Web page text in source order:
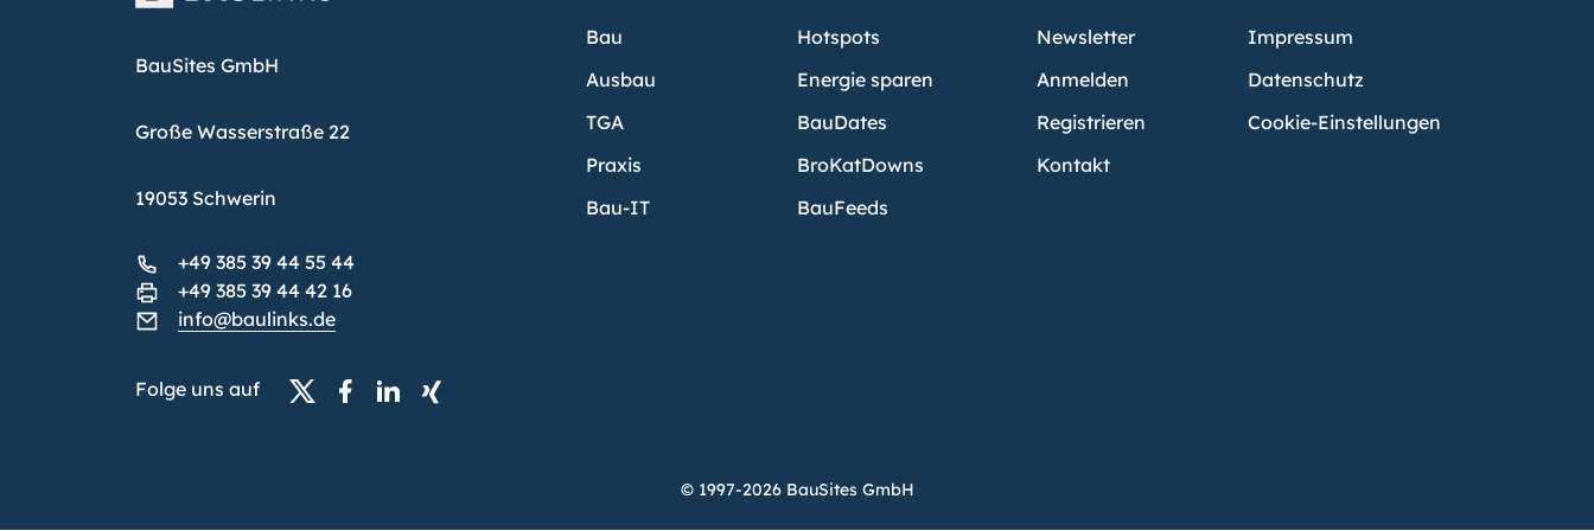
BauSites GmbH
Große Wasserstraße 22
19053 Schwerin
+49 385 39 44 55 44
+49 385 39 44 42 16
info@baulinks.de
Folge uns auf
Bau
Ausbau
TGA
Praxis
Bau-IT
Hotspots
Energie sparen
BauDates
BroKatDowns
BauFeeds
Newsletter
Anmelden
Registrieren
Kontakt
Impressum
Datenschutz
Cookie-Einstellungen
© 1997-2026 BauSites GmbH